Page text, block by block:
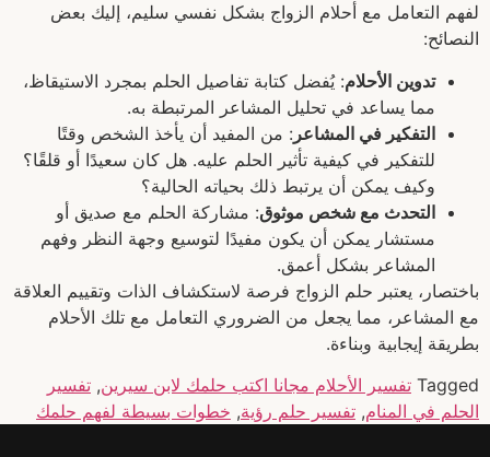
لفهم التعامل مع أحلام الزواج بشكل نفسي سليم، إليك بعض
النصائح:
تدوين الأحلام: يُفضل كتابة تفاصيل الحلم بمجرد الاستيقاظ،
مما يساعد في تحليل المشاعر المرتبطة به.
التفكير في المشاعر : من المفيد أن يأخذ الشخص وقتًا
للتفكير في كيفية تأثير الحلم عليه. هل كان سعيدًا أو قلقًا؟
وكيف يمكن أن يرتبط ذلك بحياته الحالية؟
التحدث مع شخص موثوق: مشاركة الحلم مع صديق أو
مستشار يمكن أن يكون مفيدًا لتوسيع وجهة النظر وفهم
المشاعر بشكل أعمق.
باختصار، يعتبر حلم الزواج فرصة لاستكشاف الذات وتقييم العلاقة
مع المشاعر، مما يجعل من الضروري التعامل مع تلك الأحلام
بطريقة إيجابية وبناءة.
Tagged تفسير الأحلام مجانا اكتب حلمك لابن سيرين, تفسير
الحلم في المنام, تفسير حلم رؤية, خطوات بسيطة لفهم حلمك